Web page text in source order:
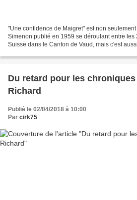
"Une confidence de Maigret" est non
Simenon publié en 1959 se déroulant entre les
Suisse dans le Canton de Vaud, mais c'est
Du retard pour les
Richard
Publié le 02/04/2018 à 10:00
Par cirk75